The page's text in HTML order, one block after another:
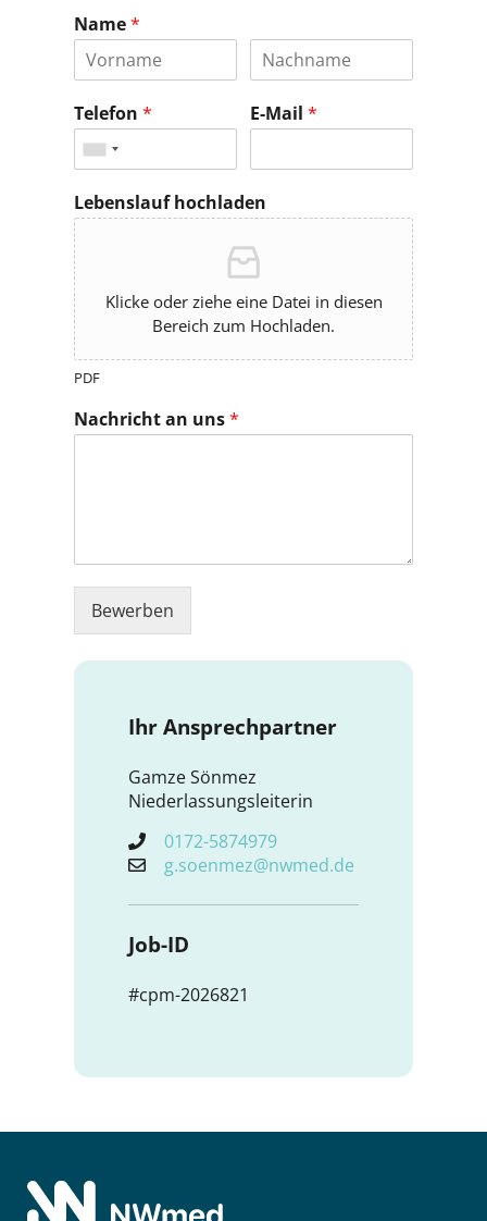
Name*
Telefon * E-Mail*
Lebenslauf hochladen
Klicke oder ziehe eine Datei in diesen
Bereich zum Hochladen.
PDF
Nachricht an uns*
Bewerben
Ihr Ansprechpartner
Gamze Sönmez
Niederlassungsleiterin
0172-5874979
g.soenmez@nwmed.de
Job-ID
#cpm-2026821